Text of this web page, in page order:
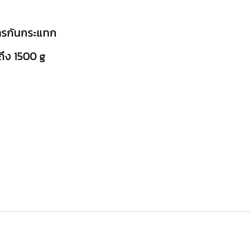
กันกระแทก
1500 g